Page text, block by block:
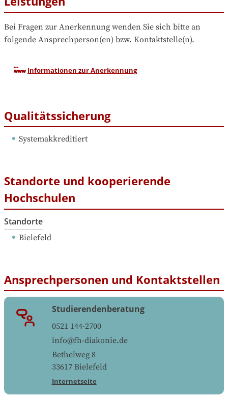
Bei Fragen zur Anerkennung wenden Sie sich bitte an
folgende Ansprechperson(en) bzw. Kontaktstelle(n).
Informationen zur Anerkennung
Qualitätssicherung
Systemakkreditiert
Standorte und kooperierende
Hochschulen
Standorte
Bielefeld
Ansprechpersonen und Kontaktstellen
Studierendenberatung
0521 144-2700
info@fh-diakonie.de
Bethelweg 8
33617 Bielefeld
Internetseite